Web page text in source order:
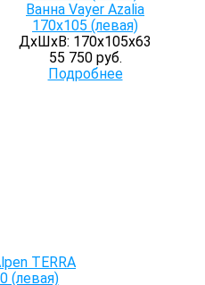
Ванна Vayer Azalia
170x105 (левая)
ДхШхВ: 170х105х63
55 750 руб.
Подробнее